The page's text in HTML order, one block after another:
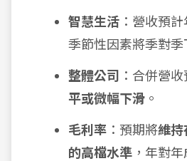
智慧生活 ：營收預
季節性因素將季對季
整體公司 ：合併營
平或微幅下滑 。
毛利率 ：預期將維持
的高檔水準 ，年對